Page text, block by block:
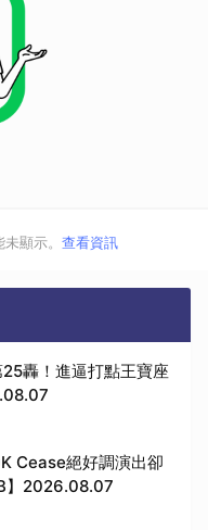
顯示。 查看資訊
轟！進逼打點王寶座
Cease絕好調演出卻
】2026.08.07